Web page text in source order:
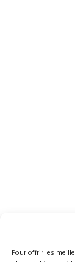
Pour offrir les